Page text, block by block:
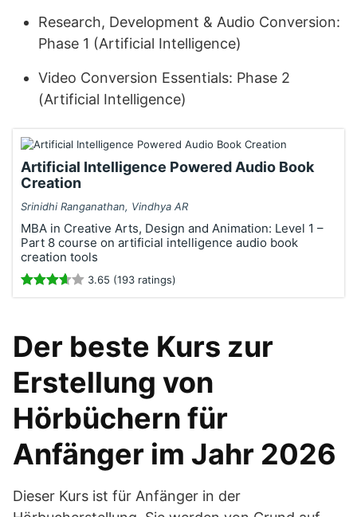
Research, Development & Audio Conversion:
Phase 1 (Artificial Intelligence)
Video Conversion Essentials: Phase 2
(Artificial Intelligence)
Artificial Intelligence Powered Audio Book
Creation
Srinidhi Ranganathan, Vindhya AR
MBA in Creative Arts, Design and Animation: Level 1 –
Part 8 course on artificial intelligence audio book
creation tools
3.65 (193 ratings)
Der beste Kurs zur
Erstellung von
Hörbüchern für
Anfänger im Jahr 2026
Dieser Kurs ist für Anfänger in der